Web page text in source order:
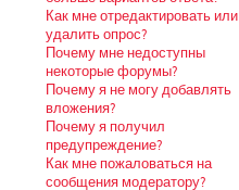
Как мне отредактировать или
удалить опрос?
Почему мне недоступны
некоторые форумы?
Почему я не могу добавлять
вложения?
Почему я получил
предупреждение?
Как мне пожаловаться на
сообщения модератору?